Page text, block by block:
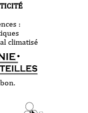
:
climatisé